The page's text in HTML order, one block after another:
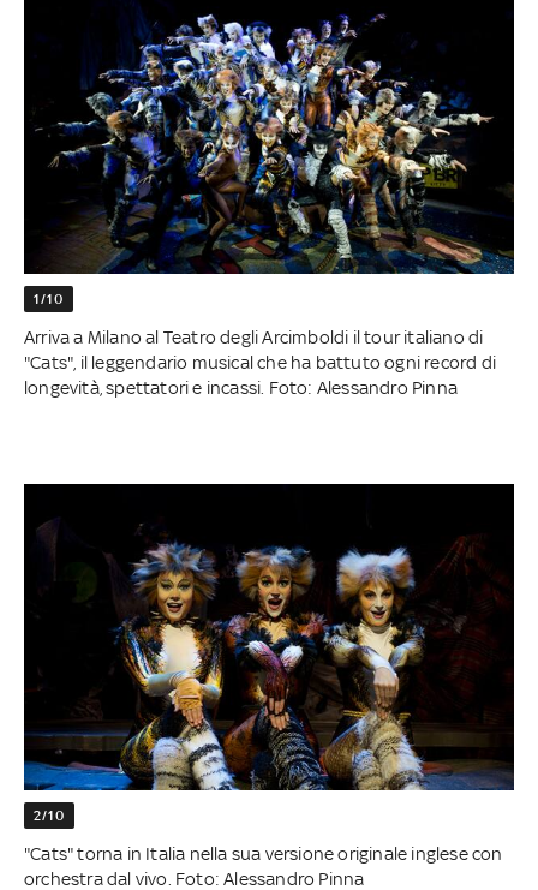
1/10
Arriva a Milano al Teatro degli Arcimboldi il tour italiano di
"Cats", il leggendario musical che ha battuto ogni record di
longevità, spettatori e incassi. Foto: Alessandro Pinna
2/10
"Cats" torna in Italia nella sua versione originale inglese con
orchestra dal vivo. Foto: Alessandro Pinna